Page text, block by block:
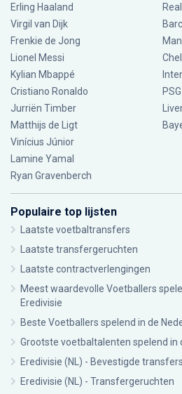
Erling Haaland
Virgil van Dijk
Frenkie de Jong
Lionel Messi
Kylian Mbappé
Cristiano Ronaldo
Jurriën Timber
Matthijs de Ligt
Vinícius Júnior
Lamine Yamal
Ryan Gravenberch
Inter
PSG
Populaire top lijsten
Laatste voetbaltransfers
Laatste transfergeruchten
Laatste contractverlengingen
Meest waardevolle Voetballers
Eredivisie
Beste Voetballers spelend in de
Grootste voetbaltalenten spelend in
Eredivisie (NL) - Bevestigde transfers
Eredivisie (NL) - Transfergeruchten